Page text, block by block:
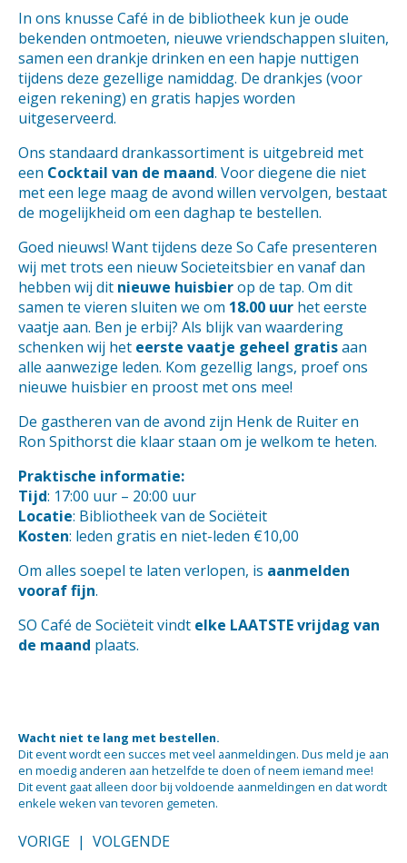
In ons knusse Café in de bibliotheek kun je oude
bekenden ontmoeten, nieuwe vriendschappen sluiten,
samen een drankje drinken en een hapje nuttigen
tijdens deze gezellige namiddag. De drankjes (voor
eigen rekening) en gratis hapjes worden
uitgeserveerd.
Ons standaard drankassortiment is uitgebreid met
een Cocktail van de maand. Voor diegene die niet
met een lege maag de avond willen vervolgen, bestaat
de mogelijkheid om een daghap te bestellen.
Goed nieuws! Want tijdens deze So Cafe presenteren
wij met trots een nieuw Societeitsbier en vanaf dan
hebben wij dit nieuwe huisbierop de tap. Om dit
samen te vieren sluiten we om 18.00 uur het eerste
vaatje aan. Ben je erbij? Als blijk van waardering
schenken wij het eerste vaatje geheel gratisaan
alle aanwezige leden. Kom gezellig langs, proef ons
nieuwe huisbier en proost met ons mee!
De gastheren van de avond zijn Henk de Ruiter en
Ron Spithorst die klaar staan om je welkom te heten.
Praktische informatie:
Tijd: 17:00 uur – 20:00 uur
Locatie: Bibliotheek van de Sociëteit
Kosten: leden gratis en niet-leden €10,00
Om alles soepel te laten verlopen, is aanmelden
vooraf fijn.
SO Café de Sociëteit vindt elke LAATSTE vrijdag van
de maand plaats.
Wacht niet te lang met bestellen.
Dit event wordt een succes met veel aanmeldingen. Dus meld je aan
en moedig anderen aan hetzelfde te doen of neem iemand mee!
Dit event gaat alleen door bij voldoende aanmeldingen en dat wordt
enkele weken van tevoren gemeten.
VORIGE | VOLGENDE